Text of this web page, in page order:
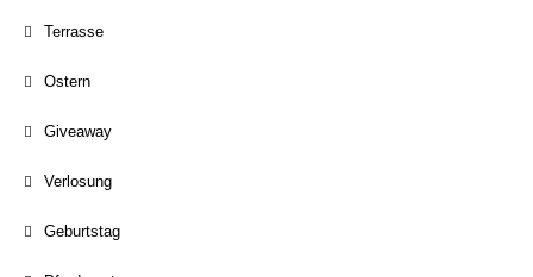
Terrasse
Ostern
Giveaway
Verlosung
Geburtstag